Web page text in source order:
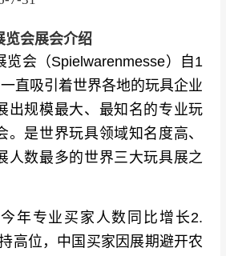
览会展会介绍
览会（Spielwarenmesse）自1
直吸引着世界各地的玩具企业
出规模最大、最知名的专业玩
。是世界玩具领域知名度高、
人数最多的世界三大玩具展之
年专业买家人数同比增长2.
高位，中国买家因展期避开农